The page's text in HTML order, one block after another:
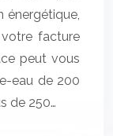
facture
peut vous
eau de 200
de 250…